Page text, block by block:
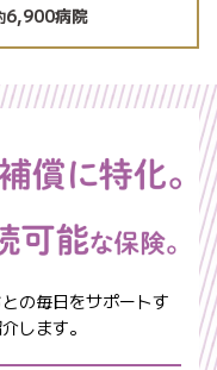
6,900病院
の毎日をサポートす
します。